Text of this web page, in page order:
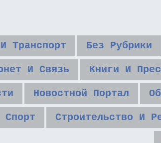
Транспорт Без Рубрики
И Связь Книги И
Новостной Портал
Спорт Строительство И